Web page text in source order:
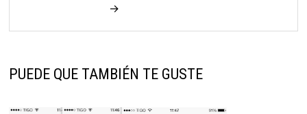
→
PUEDE QUE TAMBIÉN TE GUSTE